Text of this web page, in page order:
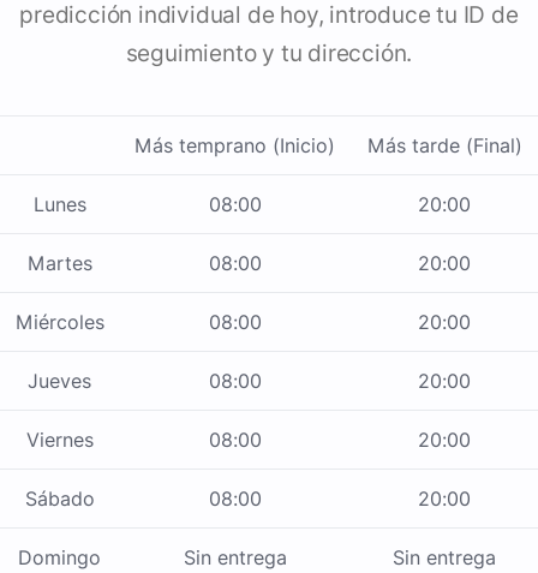
predicción individual de hoy, introduce tu ID de
seguimiento y tu dirección.
Más temprano (Inicio) Más tarde (Final)
Lunes 08:00 20:00
Martes 08:00 20:00
Miércoles 08:00 20:00
Jueves 08:00 20:00
Viernes 08:00 20:00
Sábado 08:00 20:00
Domingo Sin entrega Sin entrega